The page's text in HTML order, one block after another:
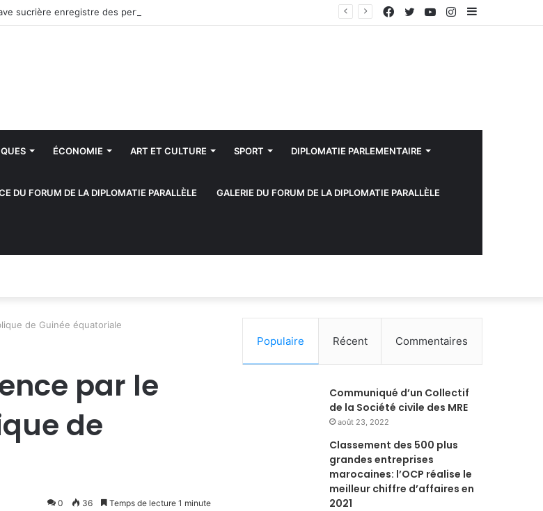
Sidebar
Instagram
YouTube
Twitter
Facebook
ÉCONOMIE ART ET CULTURE SPORT DIPLOMATIE PARLEMENTAIRE
DU FORUM DE LA DIPLOMATIE PARALLÈLE GALERIE DU FORUM DE LA DIPLOMATIE PARALLÈLE
de Guinée équatoriale
par le
de
0 36 Temps de lecture 1 minute
Populaire Récent Commentaires
Communiqué d’un Collectif
de la Société civile des MRE
août 23, 2022
Classement des 500 plus
grandes entreprises
marocaines: l’OCP réalise le
meilleur chiffre d’affaires en
2021